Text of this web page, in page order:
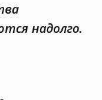
надолго.